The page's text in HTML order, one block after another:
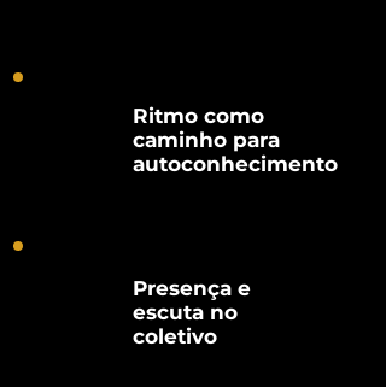
Ritmo como
caminho para
autoconhecimento
Presença e
escuta no
coletivo